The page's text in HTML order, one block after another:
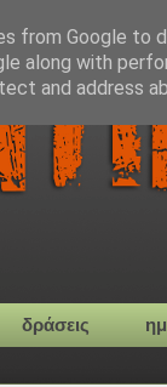
δράσεις
from Google to
along with
and address